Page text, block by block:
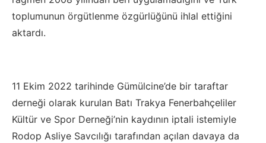
toplumunun örgütlenme özgürlüğünü ihlal ettiğini
aktardı.
11 Ekim 2022 tarihinde Gümülcine’de bir taraftar
derneği olarak kurulan Batı Trakya Fenerbahçeliler
Kültür ve Spor Derneği’nin kaydının iptali istemiyle
Rodop Asliye Savcılığı tarafından açılan davaya da